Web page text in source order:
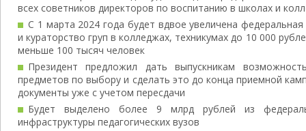
всех советников директоров по воспитанию в школах и
С 1 марта 2024 года будет вдвое увеличена
и кураторство груп в колледжах, техникумах до 10 000
меньше 100 тысяч человек
Президент предложил дать выпускникам
предметов по выбору и сделать это до конца приемной
документы уже с учетом пересдачи
Будет выделено более 9 млрд рублей из
инфраструктуры педагогических вузов